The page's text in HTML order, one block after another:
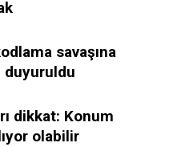
savaşına
duyuruldu
dikkat: Konum
olabilir